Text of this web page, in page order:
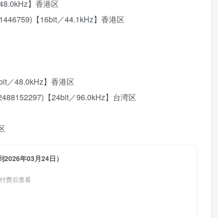
】香港区
【16bit／44.1kHz】香港区
／48.0kHz】香港区
【24bit／96.0kHz】台湾区
年03月24日）
费后查看